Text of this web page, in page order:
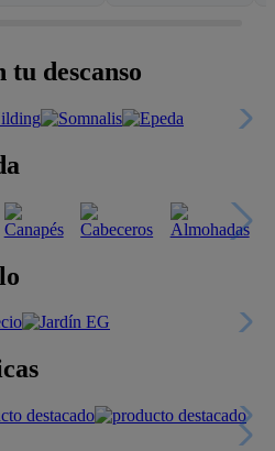
descanso